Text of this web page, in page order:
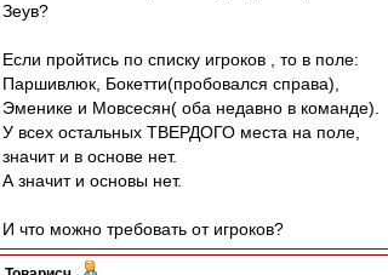
Зеув?
Если пройтись по списку игроков , то в поле:
Паршивлюк, Бокетти(пробовался справа),
Эменике и Мовсесян( оба недавно в команде).
У всех остальных ТВЕРДОГО места на поле,
значит и в основе нет.
А значит и основы нет.
И что можно требовать от игроков?